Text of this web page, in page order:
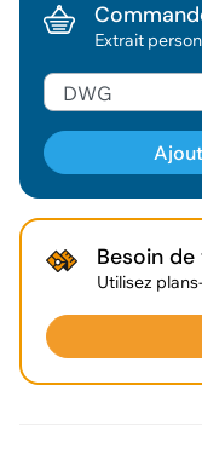
Extrait
Géodonnée
Besoin
Utilisez